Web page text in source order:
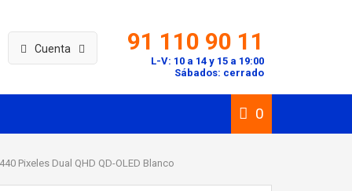
Cuenta 91 110 90 11
L-V: 10 a 14 y 15 a 19:00
Sábados: cerrado
0
Pixeles Dual QHD QD-OLED Blanco